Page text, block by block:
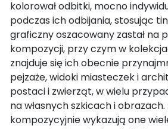
kolorował odbitki, mocno
podczas ich odbijania, stosując
graficzny oszacowany zastał na
kompozycji, przy czym w
znajduje się ich obecnie
pejzaże, widoki miasteczek i
postaci i zwierząt, w wielu
na własnych szkicach i
kompozycyjnie wykazują one